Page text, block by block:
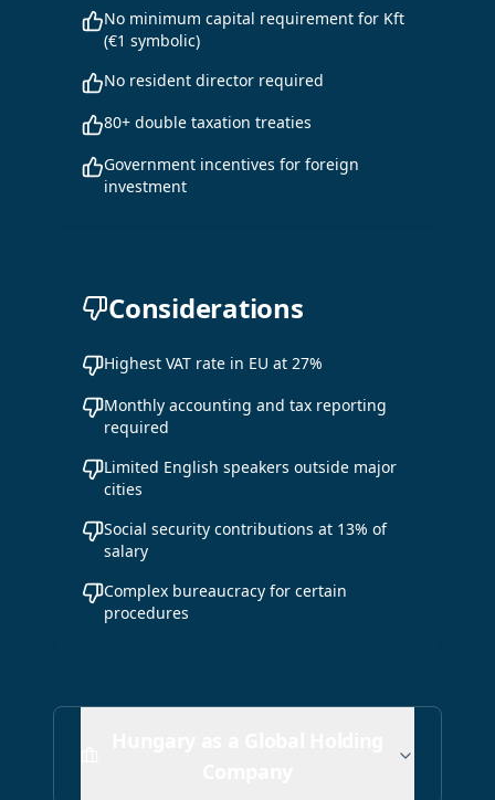
No minimum capital requirement for Kft
(€1 symbolic)
No resident director required
80+ double taxation treaties
Government incentives for foreign
investment
Considerations
Highest VAT rate in EU at 27%
Monthly accounting and tax reporting
required
Limited English speakers outside major
cities
Social security contributions at 13% of
salary
Complex bureaucracy for certain
procedures